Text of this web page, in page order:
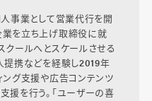
事業として営業代行を開
業を立ち上げ取締役に就
ールへとスケールさせる
提携などを経験し2019年
グ支援や広告コンテンツ
援を行う。「ユーザーの喜